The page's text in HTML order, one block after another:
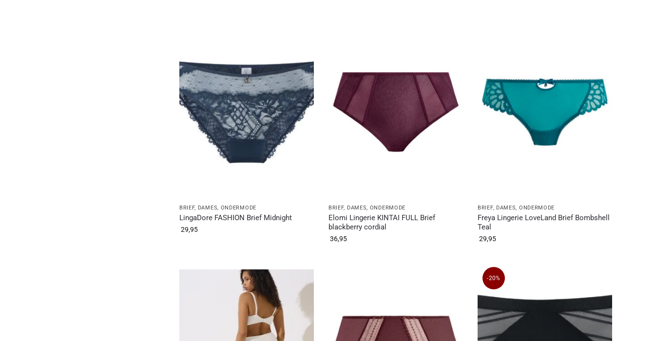
BRIEF, DAMES, ONDERMODE
LingaDore FASHION Brief Midnight
29,95
BRIEF, DAMES, ONDERMODE
Elomi Lingerie KINTAI FULL Brief
blackberry cordial
36,95
BRIEF, DAMES, ONDERMODE
Freya Lingerie LoveLand Brief Bombshell
Teal
29,95
-20%